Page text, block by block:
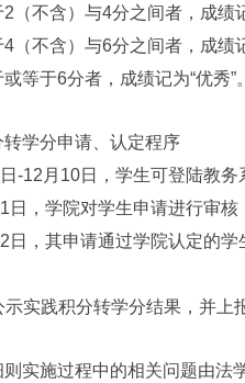
不含）与4分之间者，成绩记
不含）与6分之间者，成绩记
于6分者，成绩记为“优秀”。
学分申请、认定程序
月10日，学生可登陆教务
学院对学生申请进行审核
其申请通过学院认定的学
践积分转学分结果，并上报
施过程中的相关问题由法学